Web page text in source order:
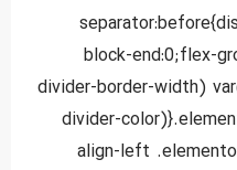
block-end:0;flex-
divider-border-width)
divider-
align-left